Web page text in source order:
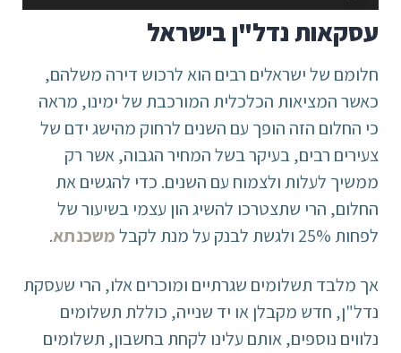
אודיו
עסקאות נדל"ן בישראל
חלומם של ישראלים רבים הוא לרכוש דירה משלהם,
כאשר המציאות הכלכלית המורכבת של ימינו, מראה
כי החלום הזה הופך עם השנים לרחוק מהישג ידם של
צעירים רבים, בעיקר בשל המחיר הגבוה, אשר רק
ממשיך לעלות ולצמוח עם השנים. כדי להגשים את
החלום, הרי שתצטרכו להשיג הון עצמי בשיעור של
לפחות 25% ולגשת לבנק על מנת לקבל
משכנתא.
אך מלבד תשלומים שגרתיים ומוכרים אלו, הרי שעסקת
נדל"ן, חדש מקבלן או יד שנייה, כוללת תשלומים
נלווים נוספים, אותם עלינו לקחת בחשבון, תשלומים